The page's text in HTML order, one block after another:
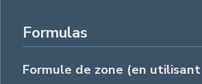
Formulas
Formule de zone (en